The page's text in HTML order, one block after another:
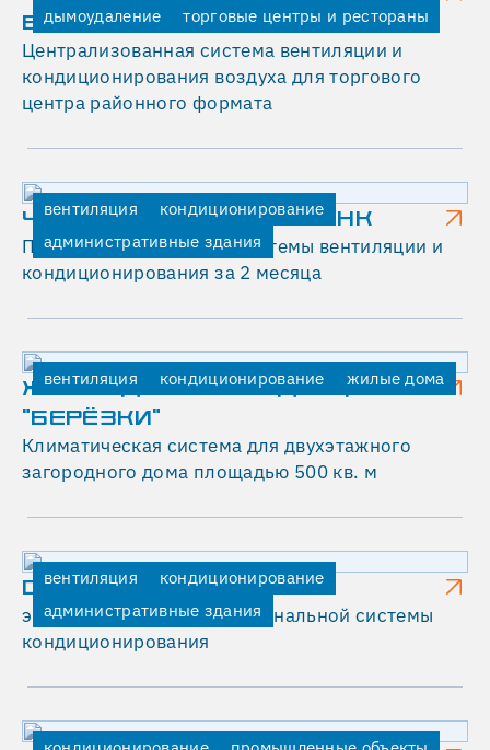
дымоудаление
торговые центры и рестораны
БИРЮЛЕВСКАЯ"
Централизованная система вентиляции и
кондиционирования воздуха для торгового
центра районного формата
вентиляция
кондиционирование
административные здания
ЧАЙНА КОНСТРАКШН БАНК
Полная реконструкция системы вентиляции и
кондиционирования за 2 месяца
вентиляция кондиционирование жилые дома
ЖИЛОЙ ДОМ В РЕЗИДЕНЦИИ
"БЕРЁЗКИ"
Климатическая система для двухэтажного
загородного дома площадью 500 кв. м
вентиляция
кондиционирование
административные здания
DIGITAL OCTOBER
экспресс-монтаж мультизональной системы
кондиционирования
Х
04.11.2025
Задача
клиента
установке
эффективной
приточной
вентиляции,
обеспечить
чистоту
воздуха
и
комфортные
условия
труда
Требовалось
привести
воздух
в
в
полное
соответствие